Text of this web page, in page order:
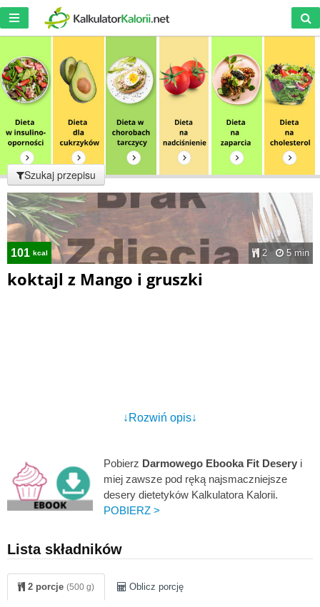
Szukaj przepisu
101 kcal 2 5 min
koktajl z Mango i gruszki
↓Rozwiń opis↓
Pobierz Darmowego Ebooka Fit Desery i
miej zawsze pod ręką najsmaczniejsze
desery dietetyków Kalkulatora Kalorii.
POBIERZ >
Lista składników
2 porcje (500 g) Oblicz porcję